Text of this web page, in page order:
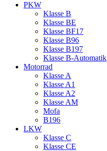
PKW
Klasse B
Klasse BE
Klasse BF17
Klasse B96
Klasse B197
Klasse B‑Automatik
Motorrad
Klasse A
Klasse A1
Klasse A2
Klasse AM
Mofa
B196
LKW
Klasse C
Klasse CE